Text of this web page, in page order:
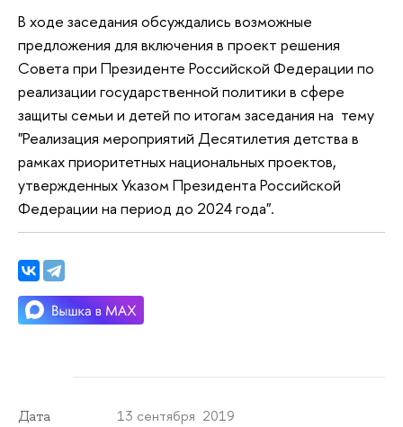
В ходе заседания обсуждались возможные
предложения для включения в проект решения
Совета при Президенте Российской Федерации по
реализации государственной политики в сфере
защиты семьи и детей по итогам заседания на тему
"Реализация мероприятий Десятилетия детства в
рамках приоритетных национальных проектов,
утвержденных Указом Президента Российской
Федерации на период до 2024 года".
Дата 13 сентября 2019